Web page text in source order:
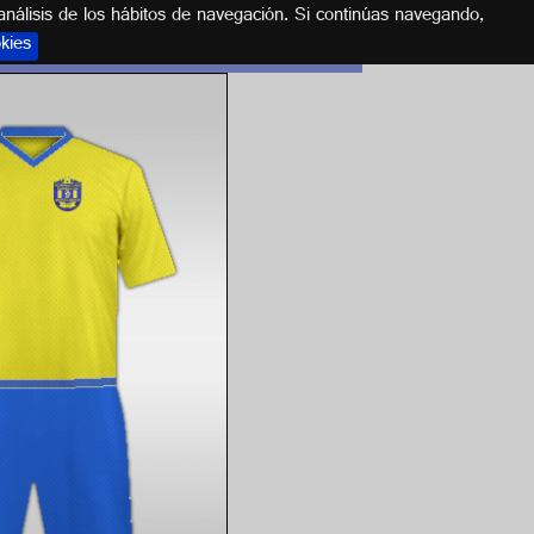
de los hábitos de navegación. Si continúas navegando,